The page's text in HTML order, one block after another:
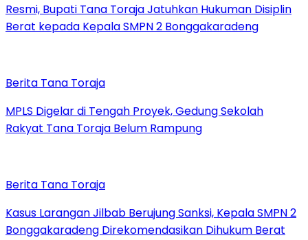
Resmi, Bupati Tana Toraja Jatuhkan Hukuman Disiplin
Berat kepada Kepala SMPN 2 Bonggakaradeng
Berita Tana Toraja
MPLS Digelar di Tengah Proyek, Gedung Sekolah
Rakyat Tana Toraja Belum Rampung
Berita Tana Toraja
Kasus Larangan Jilbab Berujung Sanksi, Kepala SMPN 2
Bonggakaradeng Direkomendasikan Dihukum Berat